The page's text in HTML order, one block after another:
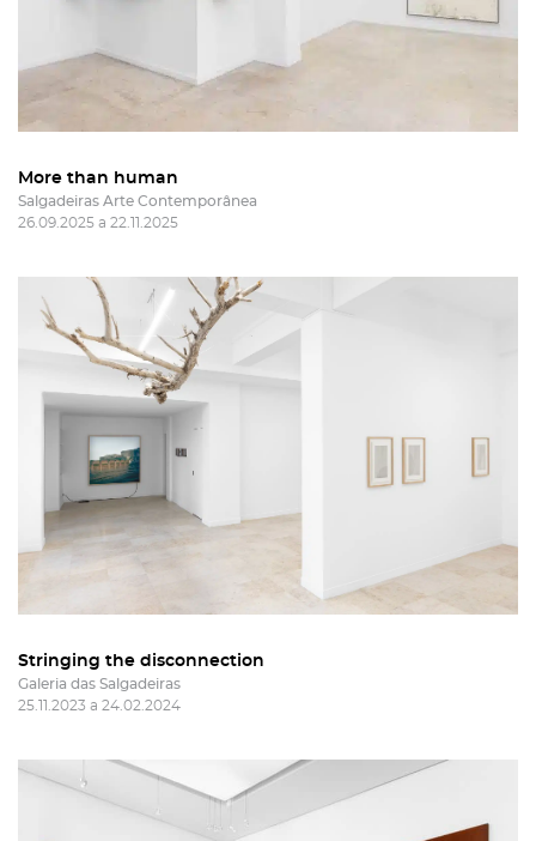
More than human
Salgadeiras Arte Contemporânea
26.09.2025 a 22.11.2025
Stringing the disconnection
Galeria das Salgadeiras
25.11.2023 a 24.02.2024